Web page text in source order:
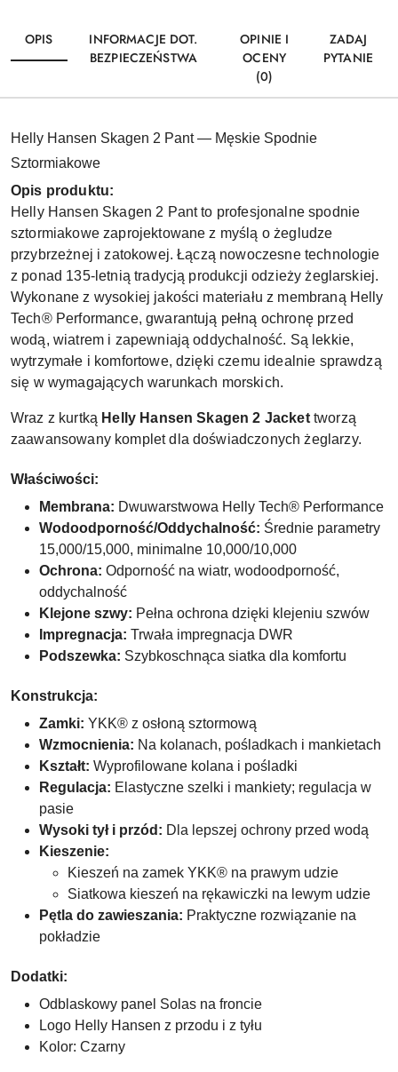
OPIS
INFORMACJE DOT.
BEZPIECZEŃSTWA
OPINIE I
OCENY
(0)
ZADAJ
PYTANIE
Helly Hansen Skagen 2 Pant — Męskie Spodnie
Sztormiakowe
Opis produktu:
Helly Hansen Skagen 2 Pant to profesjonalne spodnie
sztormiakowe zaprojektowane z myślą o żegludze
przybrzeżnej i zatokowej. Łączą nowoczesne technologie
z ponad 135-letnią tradycją produkcji odzieży żeglarskiej.
Wykonane z wysokiej jakości materiału z membraną Helly
Tech® Performance, gwarantują pełną ochronę przed
wodą, wiatrem i zapewniają oddychalność. Są lekkie,
wytrzymałe i komfortowe, dzięki czemu idealnie sprawdzą
się w wymagających warunkach morskich.
Wraz z kurtką Helly Hansen Skagen 2 Jackettworzą
zaawansowany komplet dla doświadczonych żeglarzy.
Właściwości:
Membrana: Dwuwarstwowa Helly Tech® Performance
Wodoodporność/Oddychalność: Średnie parametry
15,000/15,000, minimalne 10,000/10,000
Ochrona: Odporność na wiatr, wodoodporność,
oddychalność
Klejone szwy: Pełna ochrona dzięki klejeniu szwów
Impregnacja: Trwała impregnacja DWR
Podszewka: Szybkoschnąca siatka dla komfortu
Konstrukcja:
Zamki: YKK® z osłoną sztormową
Wzmocnienia: Na kolanach, pośladkach i mankietach
Kształt: Wyprofilowane kolana i pośladki
Regulacja: Elastyczne szelki i mankiety; regulacja w
pasie
Wysoki tył i przód: Dla lepszej ochrony przed wodą
Kieszenie:
Kieszeń na zamek YKK® na prawym udzie
Siatkowa kieszeń na rękawiczki na lewym udzie
Pętla do zawieszania: Praktyczne rozwiązanie na
pokładzie
Dodatki:
Odblaskowy panel Solas na froncie
Logo Helly Hansen z przodu i z tyłu
Kolor: Czarny